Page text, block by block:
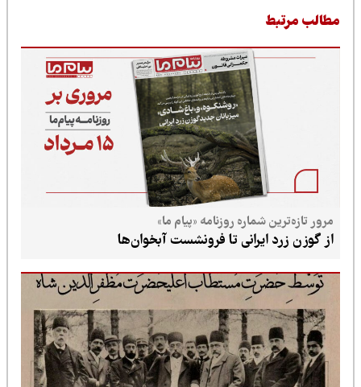
مرتبط
مرور تازه‌ترین شماره روزنامه «پیام ما»
از گوزن زرد ایرانی تا فرونشست آبخوان‌ها